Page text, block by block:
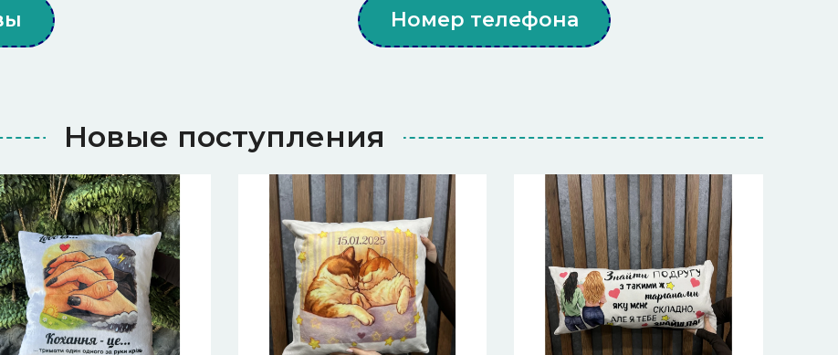
Номер телефона
Новые поступления